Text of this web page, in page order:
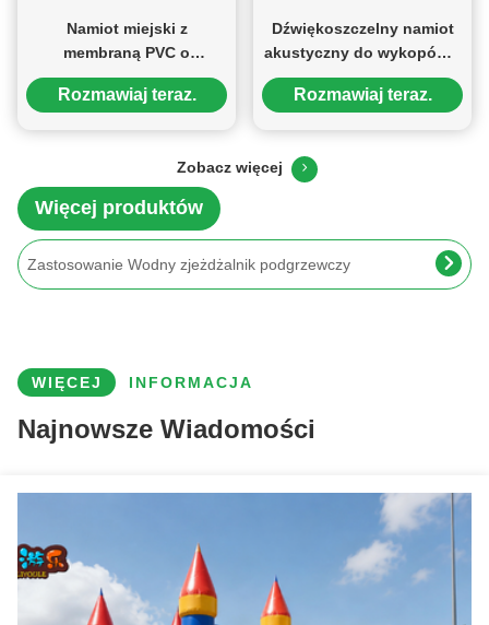
Namiot miejski z
membraną PVC o
rozpiętości 100m,
nadmuchiwany, do
każdych warunkach
pogodowych
Rozmawiaj teraz.
Dźwiękoszczelny namiot
akustyczny do wykopów z
wielowarstwową
membraną izolującą hałas
Rozmawiaj teraz.
Zobacz więcej
Więcej produktów
Zastosowanie Wodny zjeżdżalnik podgrzewczy
Woda na powietrze z przestrzeni powietrznej
Fotobudka Rhombic Grid Namiot dmuchany Airdome dla wydarzeń dla 5-8 osób
Duże pvc łukowe powietrzne kopuły namiot magazyn zabawy na świeżym powietrzu
WIĘCEJ INFORMACJA
Najnowsze Wiadomości